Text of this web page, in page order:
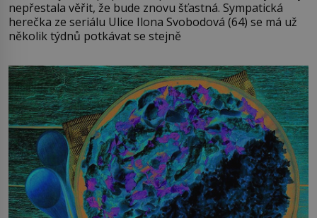
nepřestala věřit, že bude znovu šťastná. Sympatická
herečka ze seriálu Ulice Ilona Svobodová (64) se má už
několik týdnů potkávat se stejně